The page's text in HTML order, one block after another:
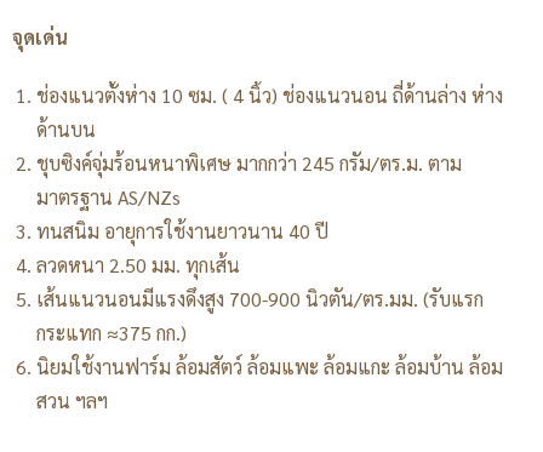
จุดเด่น
ช่องแนวตั้งห่าง 10 ซม. ( 4 นิ้ว) ช่องแนวนอน ถี่ด้านล่าง ห่าง
ด้านบน
ชุบซิงค์จุ่มร้อนหนาพิเศษ มากกว่า 245 กรัม/ตร.ม. ตาม
มาตรฐาน AS/NZs
ทนสนิม อายุการใช้งานยาวนาน 40 ปี
ลวดหนา 2.50 มม. ทุกเส้น
เส้นแนวนอนมีแรงดึงสูง 700-900 นิวตัน/ตร.มม. (รับแรก
กระแทก ≈375 กก.)
นิยมใช้งานฟาร์ม ล้อมสัตว์ ล้อมแพะ ล้อมแกะ ล้อมบ้าน ล้อม
สวน ฯลฯ